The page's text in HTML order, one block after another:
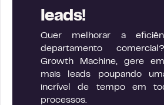
leads!
Quer melhorar a
departamento
Growth Machine, gere
mais leads poupando
incrível de tempo em
processos.